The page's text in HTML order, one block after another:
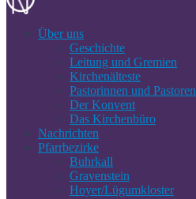
Über uns
Geschichte
Leitung und Gremien
Kirchenälteste
Pastorinnen und Pastoren
Der Konvent
Das Kirchenbüro
Nachrichten
Pfarrbezirke
Buhrkall
Gravenstein
Hoyer/Lügumkloster